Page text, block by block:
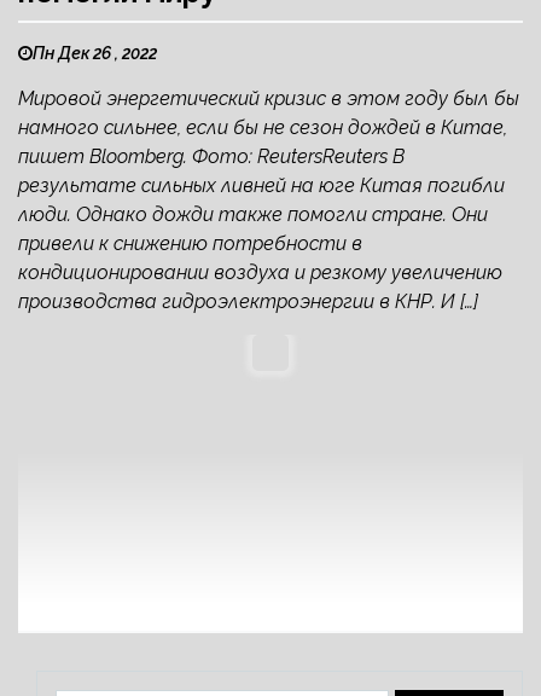
Пн Дек 26 , 2022
Мировой энергетический кризис в этом году был бы
намного сильнее, если бы не сезон дождей в Китае,
пишет Bloomberg. Фото: ReutersReuters В
результате сильных ливней на юге Китая погибли
люди. Однако дожди также помогли стране. Они
привели к снижению потребности в
кондиционировании воздуха и резкому увеличению
производства гидроэлектроэнергии в КНР. И […]